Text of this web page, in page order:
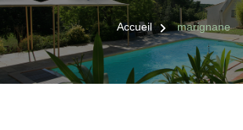
Accueil marignane